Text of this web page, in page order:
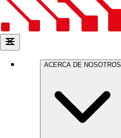
ACERCA DE NOSOTROS